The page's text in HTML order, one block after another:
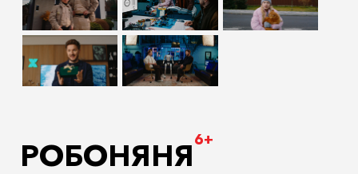
РОБОНЯНЯ6+